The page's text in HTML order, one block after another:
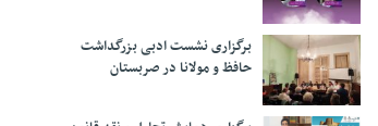
برگزاری نشست ادبی بزرگداشت
حافظ و مولانا در صربستان